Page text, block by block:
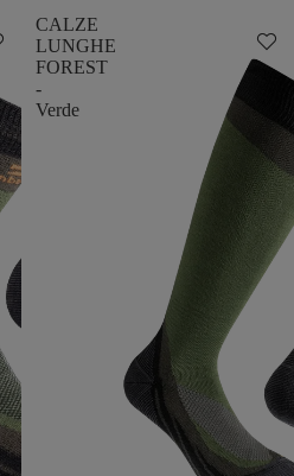
CALZE
LUNGHE
FOREST
-
Verde